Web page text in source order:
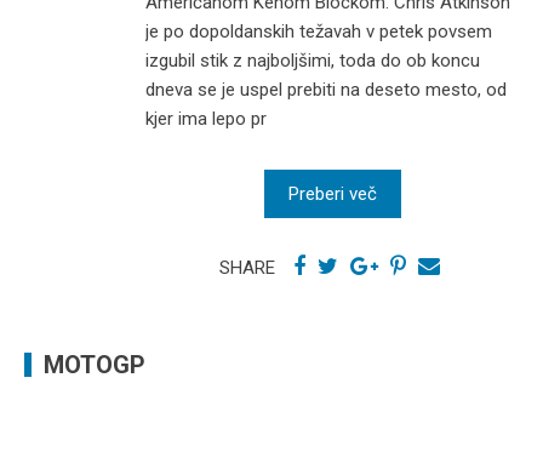
je po dopoldanskih težavah v petek povsem
izgubil stik z najboljšimi, toda do ob koncu
dneva se je uspel prebiti na deseto mesto, od
kjer ima lepo pr
Preberi več
SHARE
MOTOGP